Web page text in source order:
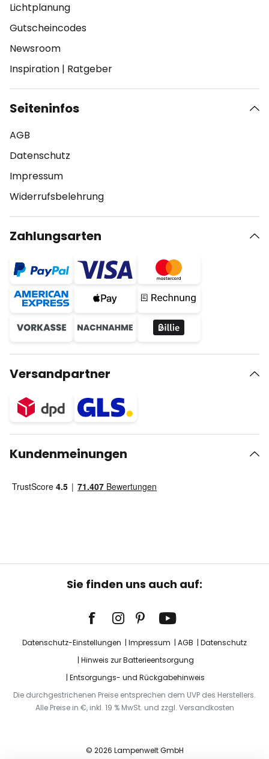
Lichtplanung
Gutscheincodes
Newsroom
Inspiration | Ratgeber
Seiteninfos
AGB
Datenschutz
Impressum
Widerrufsbelehrung
Zahlungsarten
Versandpartner
Kundenmeinungen
Sie finden uns auch auf:
Datenschutz-Einstellungen Impressum AGB
Datenschutz
Hinweis zur Batterieentsorgung
Entsorgungs- und Rückgabehinweis
Die durchgestrichenen Preise entsprechen dem UVP des Herstellers.
Alle Preise in €, inkl. 19 % MwSt. und zzgl. Versandkosten
© 2026 Lampenwelt GmbH